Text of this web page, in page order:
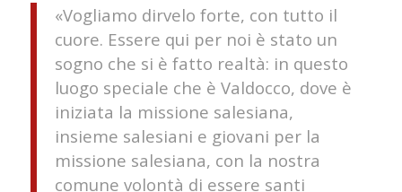
«Vogliamo dirvelo forte, con tutto il
cuore. Essere qui per noi è stato un
sogno che si è fatto realtà: in questo
luogo speciale che è Valdocco, dove è
iniziata la missione salesiana,
insieme salesiani e giovani per la
missione salesiana, con la nostra
comune volontà di essere santi